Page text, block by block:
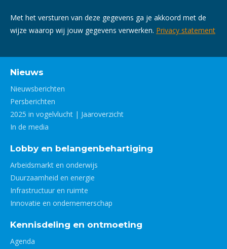
Met het versturen van deze gegevens ga je akkoord met de
wijze waarop wij jouw gegevens verwerken. Privacy statement
Nieuws
Nieuwsberichten
Persberichten
2025 in vogelvlucht | Jaaroverzicht
In de media
Lobby en belangenbehartiging
Arbeidsmarkt en onderwijs
Duurzaamheid en energie
Infrastructuur en ruimte
Innovatie en ondernemerschap
Kennisdeling en ontmoeting
Agenda